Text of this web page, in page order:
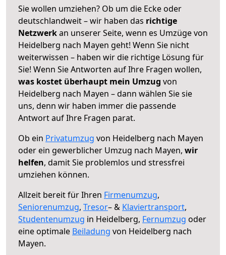
Sie wollen umziehen? Ob um die Ecke oder
deutschlandweit – wir haben das richtige
Netzwerkan unserer Seite, wenn es Umzüge von
Heidelberg nach Mayen geht! Wenn Sie nicht
weiterwissen – haben wir die richtige Lösung für
Sie! Wenn Sie Antworten auf Ihre Fragen wollen,
was kostet überhaupt mein Umzug von
Heidelberg nach Mayen – dann wählen Sie sie
uns, denn wir haben immer die passende
Antwort auf Ihre Fragen parat.
Ob ein Privatumzug von Heidelberg nach Mayen
oder ein gewerblicher Umzug nach Mayen, wir
helfen, damit Sie problemlos und stressfrei
umziehen können.
Allzeit bereit für Ihren Firmenumzug,
Seniorenumzug, Tresor– & Klaviertransport,
Studentenumzug in Heidelberg, Fernumzug oder
eine optimale Beiladung von Heidelberg nach
Mayen.